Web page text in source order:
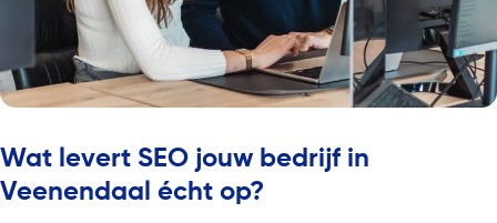
Wat levert SEO jouw bedrijf in
Veenendaal écht op?